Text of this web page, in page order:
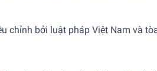
chỉnh bởi luật pháp Việt Nam và